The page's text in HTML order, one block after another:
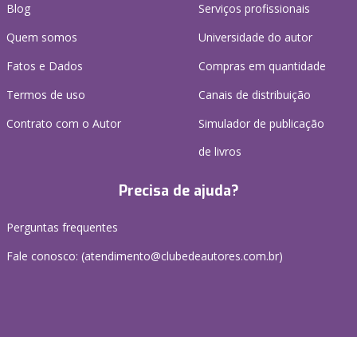
Blog
Quem somos
Fatos e Dados
Termos de uso
Contrato com o Autor
Serviços profissionais
Universidade do autor
Compras em quantidade
Canais de distribuição
Simulador de publicação
de livros
Precisa de ajuda?
Perguntas frequentes
Fale conosco: (atendimento@clubedeautores.com.br)